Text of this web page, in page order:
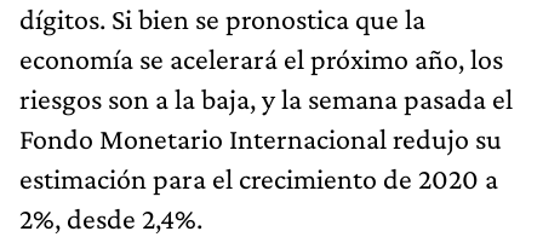
dígitos. Si bien se pronostica que la
economía se acelerará el próximo año, los
riesgos son a la baja, y la semana pasada el
Fondo Monetario Internacional redujo su
estimación para el crecimiento de 2020 a
2%, desde 2,4%.